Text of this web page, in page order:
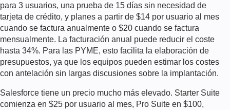
para 3 usuarios, una prueba de 15 días sin necesidad de
tarjeta de crédito, y planes a partir de $14 por usuario al mes
cuando se factura anualmente o $20 cuando se factura
mensualmente. La facturación anual puede reducir el coste
hasta 34%. Para las PYME, esto facilita la elaboración de
presupuestos, ya que los equipos pueden estimar los costes
con antelación sin largas discusiones sobre la implantación.
Salesforce tiene un precio mucho más elevado. Starter Suite
comienza en $25 por usuario al mes, Pro Suite en $100,